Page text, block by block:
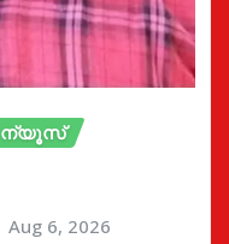
ന്യൂസ്
Aug 6, 2026